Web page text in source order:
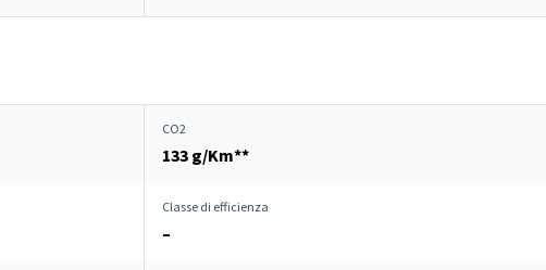
CO2
133 g/Km**
Classe di efficienza
–